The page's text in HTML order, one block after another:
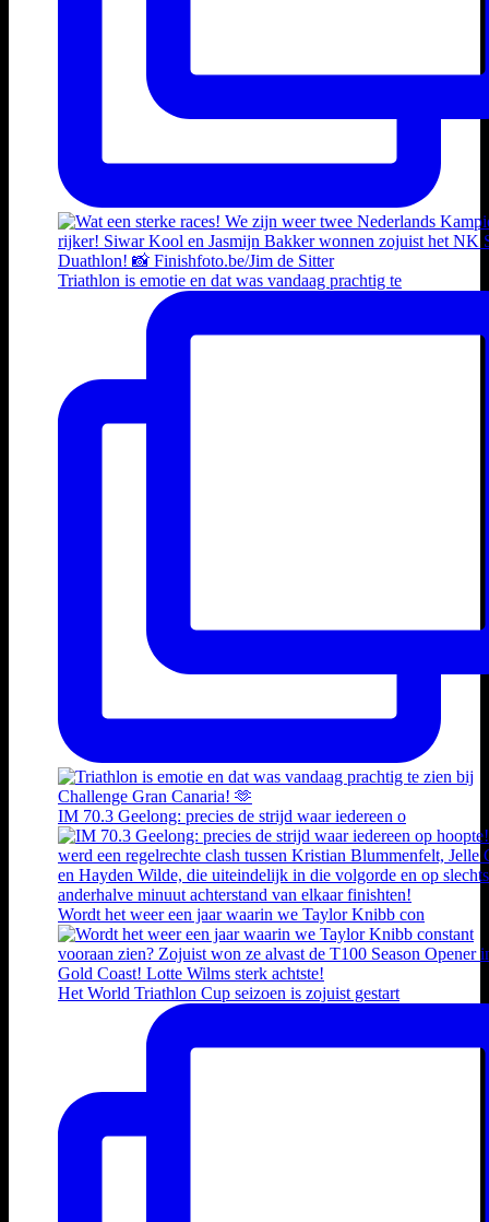
Triathlon is emotie en dat was vandaag prachtig te
IM 70.3 Geelong: precies de strijd waar iedereen o
Wordt het weer een jaar waarin we Taylor Knibb con
Het World Triathlon Cup seizoen is zojuist gestart